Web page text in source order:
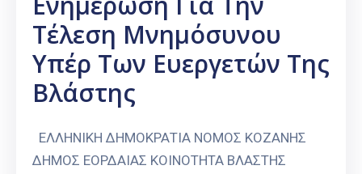
Τέλεση Μνημόσυνου
Υπέρ Των Ευεργετών Της
Βλάστης
ΕΛΛΗΝΙΚΗ ΔΗΜΟΚΡΑΤΙΑ ΝΟΜΟΣ ΚΟΖΑΝΗΣ
ΔΗΜΟΣ ΕΟΡΔΑΙΑΣ ΚΟΙΝΟΤΗΤΑ ΒΛΑΣΤΗΣ